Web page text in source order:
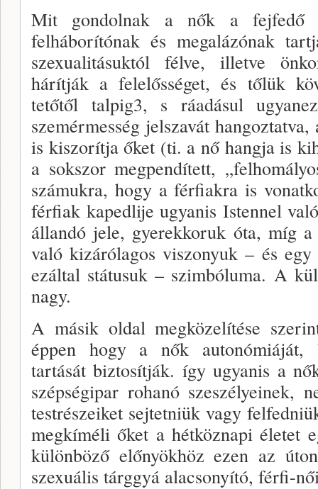
Mit gondolnak a nők a fejfedő
felháborítónak és me­galázónak
szexualitásuktól félve, illetve
hárítják a felelősséget, és tőlük
tetőtől talpig3, s ráadásul
szemérmesség jelszavát
is kiszorít­ja őket (ti. a nő hangja is
a sokszor megpendített,
szá­mukra, hogy a férfiakra is
férfiak kapedlije ugyan­is Istennel
állandó jele, gyerekkoruk óta, míg
való kizárólagos vi­szonyuk – és
ezáltal státusuk – szimbóluma. A
nagy.
A másik oldal megközelítése
éppen hogy a nők autonómiáját,
tartását biztosítják. így ugyanis a
szépségipar rohanó szeszélyeinek,
testrészeiket sejtetniük vagy
megkíméli őket a hétköznapi életet
különböző előnyökhöz ezen az
szexuális tárggyá alacsonyító, férfi-